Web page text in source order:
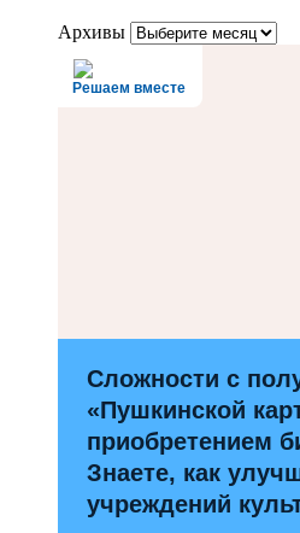
Архивы
Решаем вместе
Сложности с
«Пушкинской
приобретением
Знаете, как
учреждений